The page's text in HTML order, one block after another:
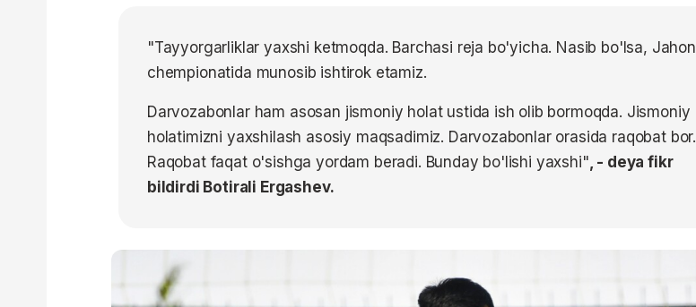
"Tayyorgarliklar yaxshi ketmoqda. Barchasi reja bo'yicha. Nasib bo'lsa, Jahon
chempionatida munosib ishtirok etamiz.
Darvozabonlar ham asosan jismoniy holat ustida ish olib bormoqda. Jismoniy
holatimizni yaxshilash asosiy maqsadimiz. Darvozabonlar orasida raqobat bor.
Raqobat faqat o'sishga yordam beradi. Bunday bo'lishi yaxshi", - deya fikr
bildirdi Botirali Ergashev.